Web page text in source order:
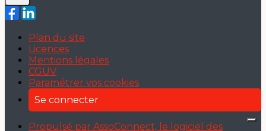
Plan du site
Licences
Mentions légales
CGUV
Paramétrer vos cookies
Se connecter
Propulsé par AssoConnect, le logiciel des